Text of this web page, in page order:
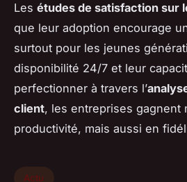
Les études de satisfaction sur
que leur adoption encourage
surtout pour les jeunes
disponibilité 24/7 et leur
perfectionner à travers l’
client, les entreprises gagnent
productivité, mais aussi en
Actu